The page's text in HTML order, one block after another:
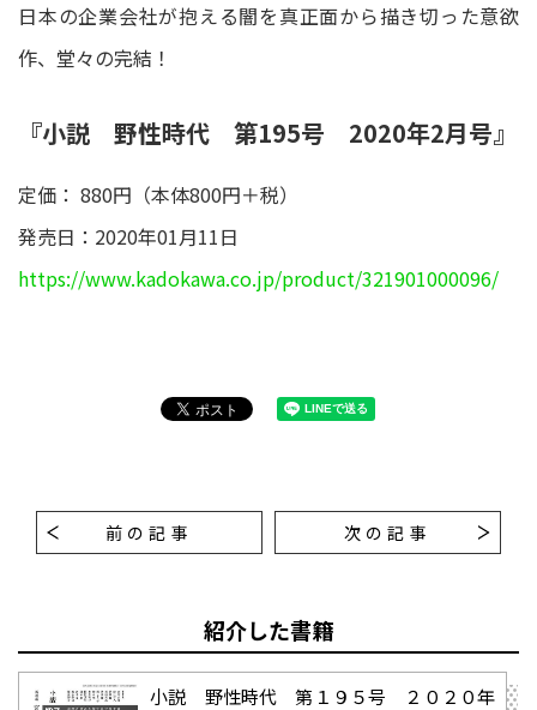
日本の企業会社が抱える闇を真正面から描き切った意欲
作、堂々の完結！
『小説 野性時代 第195号 2020年2月号』
定価： 880円（本体800円＋税）
発売日：2020年01月11日
https://www.kadokawa.co.jp/product/321901000096/
前の記事 次の記事
紹介した書籍
小説 野性時代 第１９５号 ２０２０年